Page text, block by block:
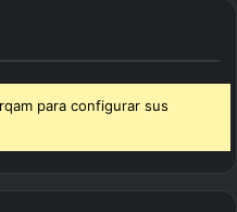
para configurar sus